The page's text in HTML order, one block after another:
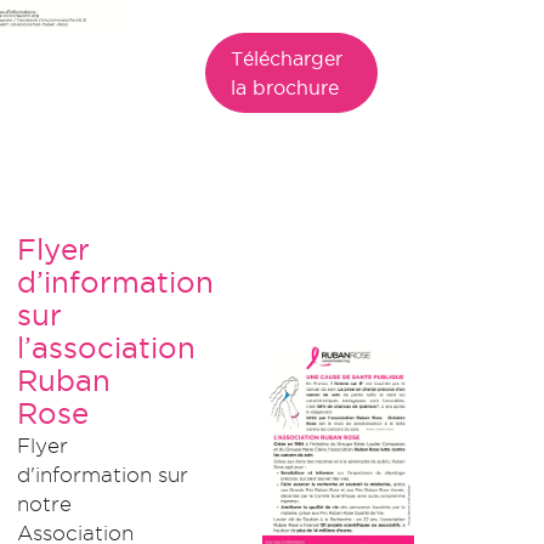
Télécharger
la brochure
Flyer
d’information
sur
l’association
Ruban
Rose
Flyer
d'information sur
notre
Association